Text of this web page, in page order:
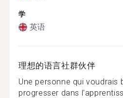
学
英语
理想的语言社群伙伴
Une personne qui voudrais
progresser dans